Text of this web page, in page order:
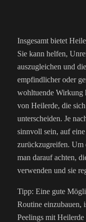
Insgesamt bietet
Sie kann helfen,
auszugleichen und
empfindlicher oder
wohltuende Wirkung
von Heilerde, die
unterscheiden. Je
sinnvoll sein, auf
zurückzugreifen. Um
man darauf achten,
verwenden und sie
Tipp: Eine gute
Routine einzubauen,
Peelings mit